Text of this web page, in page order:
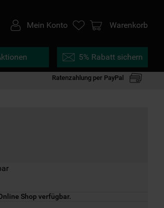
Mein Konto Warenkorb
5% Rabatt sichern
Ratenzahlung per PayPal
Shop verfügbar.